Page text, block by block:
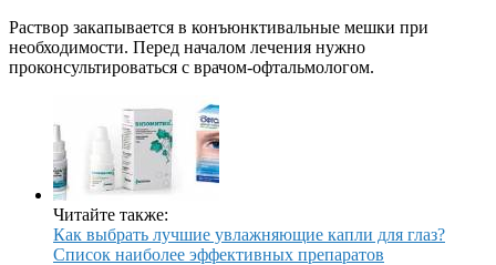
Раствор закапывается в конъюнктивальные мешки при
необходимости. Перед началом лечения нужно
проконсультироваться с врачом-офтальмологом.
Читайте также:
Как выбрать лучшие увлажняющие капли для глаз?
Список наиболее эффективных препаратов